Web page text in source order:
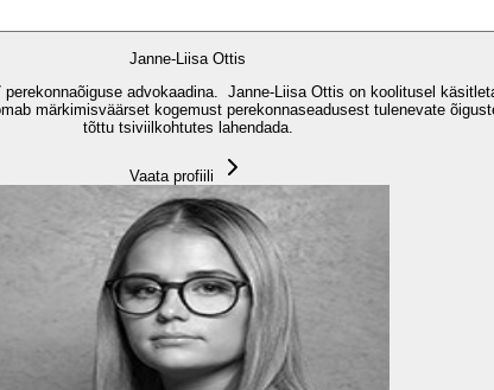
Janne-Liisa Ottis
advokaadina. Janne-Liisa Ottis on koolitusel
märkimisväärset kogemust perekonnaseadusest tulenevate
tõttu tsiviilkohtutes lahendada.
Vaata profiili